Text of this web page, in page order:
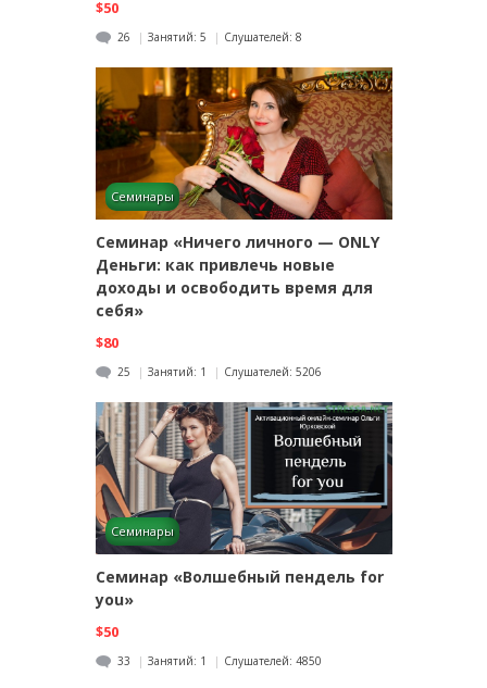
$50
26 Занятий: 5 Слушателей: 8
Семинары
Семинар «Ничего личного — ONLY
Деньги: как привлечь новые
доходы и освободить время для
себя»
$80
25 Занятий: 1 Слушателей: 5206
Семинары
Семинар «Волшебный пендель for
you»
$50
33 Занятий: 1 Слушателей: 4850